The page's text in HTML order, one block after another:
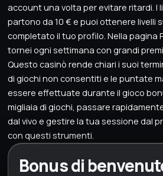
account una volta per evitare ritardi. I
partono da 10 € e puoi ottenere livelli
completato il tuo profilo. Nella pagina
tornei ogni settimana con grandi
Questo casinò rende chiari i suoi
di giochi non consentiti e le puntate
essere effettuate durante il gioco
migliaia di giochi, passare
dal vivo e gestire la tua sessione dal
con questi strumenti.
Bonus di